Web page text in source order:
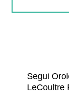
Segui
LeCoultre